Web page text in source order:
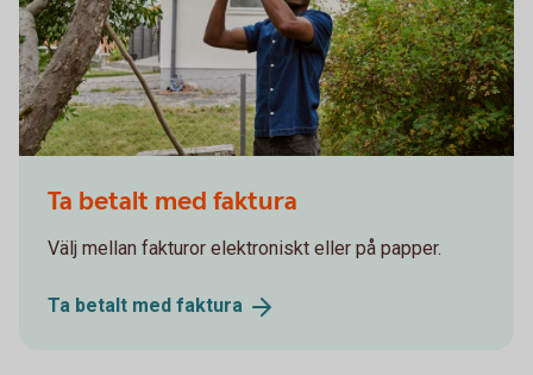
Ta betalt med faktura
Välj mellan fakturor elektroniskt eller på papper.
Ta betalt med faktura